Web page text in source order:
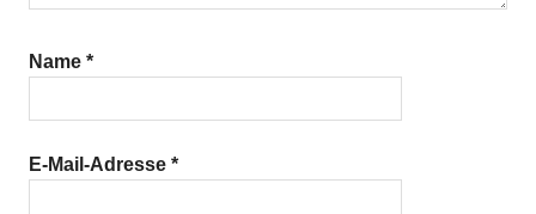
Name *
E-Mail-Adresse *